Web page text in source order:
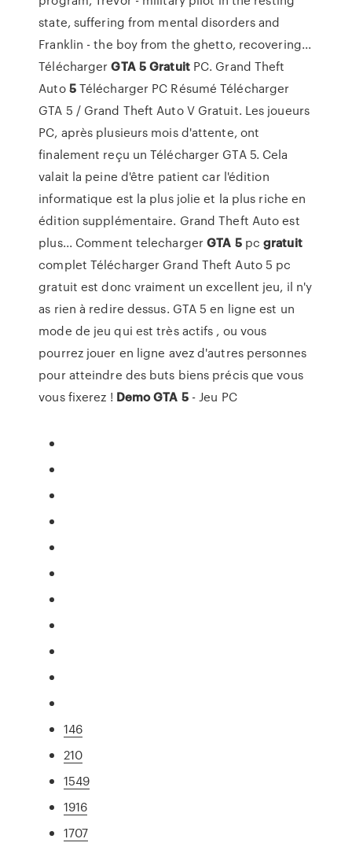
state, suffering from mental disorders and
Franklin - the boy from the ghetto, recovering...
TéléchargerGTA 5GratuitPC. Grand Theft
Auto5Télécharger PC Résumé Télécharger
GTA 5 / Grand Theft Auto V Gratuit. Les joueurs
PC, après plusieurs mois d'attente, ont
finalement reçu un Télécharger GTA 5. Cela
valait la peine d'être patient car l'édition
informatique est la plus jolie et la plus riche en
édition supplémentaire. Grand Theft Auto est
plus... Comment telechargerGTA 5pcgratuit
complet Télécharger Grand Theft Auto 5 pc
gratuit est donc vraiment un excellent jeu, il n'y
as rien à redire dessus. GTA 5 en ligne est un
mode de jeu qui est très actifs , ou vous
pourrez jouer en ligne avez d'autres personnes
pour atteindre des buts biens précis que vous
vous fixerez ! DemoGTA 5- Jeu PC
146
210
1549
1916
1707